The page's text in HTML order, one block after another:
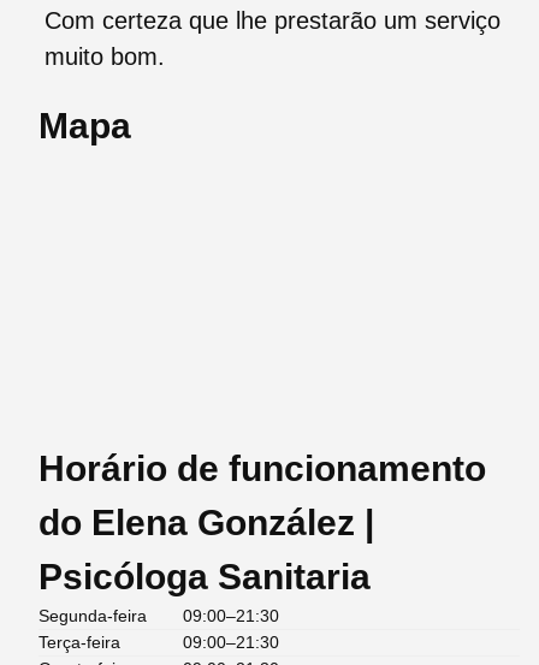
Com certeza que lhe prestarão um serviço
muito bom.
Mapa
Horário de funcionamento
do Elena González |
Psicóloga Sanitaria
Segunda-feira
09:00–21:30
Terça-feira
09:00–21:30